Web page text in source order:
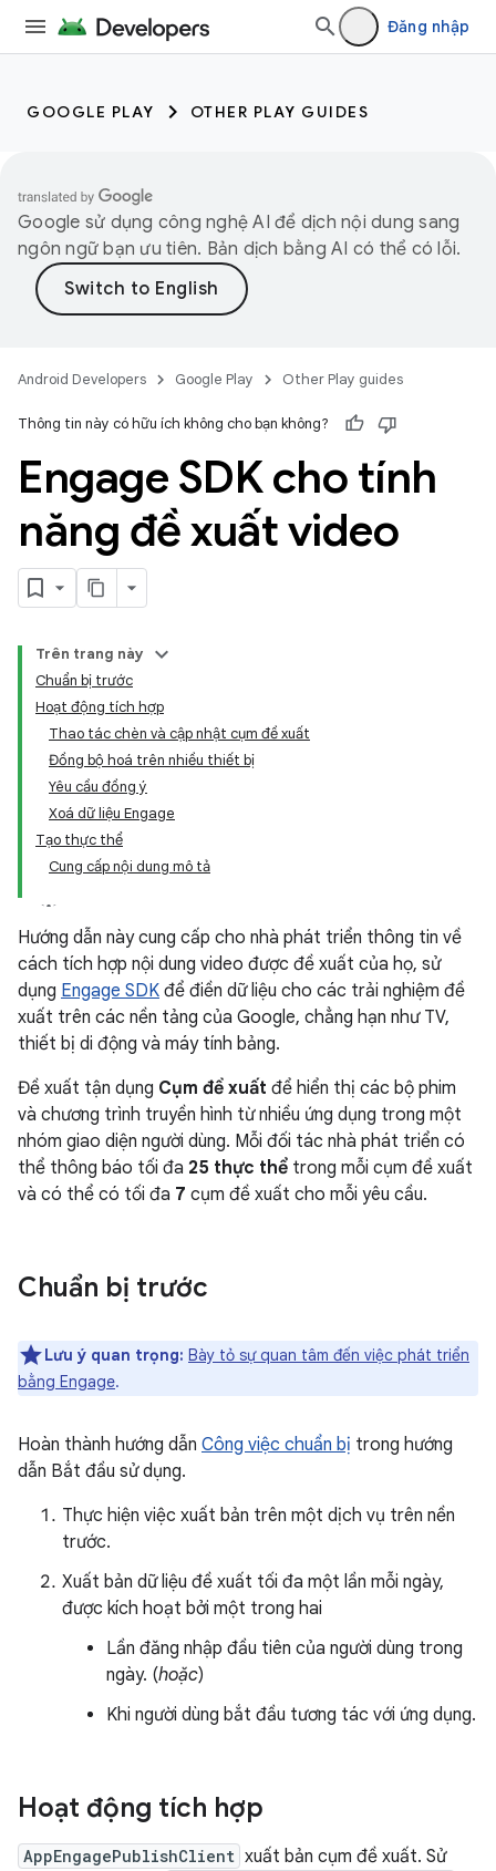
Đăng nhập
GOOGLE PLAY OTHER PLAY GUIDES
Google sử dụng công nghệ AI để dịch nội dung sang
ngôn ngữ bạn ưu tiên. Bản dịch bằng AI có thể có lỗi.
Android Developers Google Play Other Play guides
Thông tin này có hữu ích không cho bạn không?
Engage SDK cho tính
năng đề xuất video
Trên trang này
Chuẩn bị trước
Hoạt động tích hợp
Thao tác chèn và cập nhật cụm đề xuất
Đồng bộ hoá trên nhiều thiết bị
Yêu cầu đồng ý
Xoá dữ liệu Engage
Tạo thực thể
Cung cấp nội dung mô tả
Hướng dẫn này cung cấp cho nhà phát triển thông tin về
cách tích hợp nội dung video được đề xuất của họ, sử
dụng Engage SDK để điền dữ liệu cho các trải nghiệm đề
xuất trên các nền tảng của Google, chẳng hạn như TV,
thiết bị di động và máy tính bảng.
Đề xuất tận dụng Cụm đề xuất để hiển thị các bộ phim
và chương trình truyền hình từ nhiều ứng dụng trong một
nhóm giao diện người dùng. Mỗi đối tác nhà phát triển có
thể thông báo tối đa 25 thực thể trong mỗi cụm đề xuất
và có thể có tối đa 7 cụm đề xuất cho mỗi yêu cầu.
Chuẩn bị trước
Lưu ý quan trọng: Bày tỏ sự quan tâm đến việc phát triển
bằng Engage.
Hoàn thành hướng dẫn Công việc chuẩn bị trong hướng
dẫn Bắt đầu sử dụng.
Thực hiện việc xuất bản trên một dịch vụ trên nền
trước.
Xuất bản dữ liệu đề xuất tối đa một lần mỗi ngày,
được kích hoạt bởi một trong hai
Lần đăng nhập đầu tiên của người dùng trong
ngày. (hoặc)
Khi người dùng bắt đầu tương tác với ứng dụng.
Hoạt động tích hợp
AppEngagePublishClient xuất bản cụm đề xuất. Sử